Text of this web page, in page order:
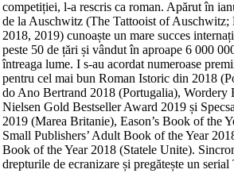
competiției, l-a rescris ca roman. Apărut în
de la Auschwitz (The Tattooist of Auschwitz;
2018, 2019) cunoaște un mare succes
peste 50 de țări și vândut în aproape 6 000
întreaga lume. I s-au acordat numeroase
pentru cel mai bun Roman Istoric din 2018
do Ano Bertrand 2018 (Portugalia), Wordery
Nielsen Gold Bestseller Award 2019 și
2019 (Marea Britanie), Eason’s Book of the
Small Publishers’ Adult Book of the Year
Book of the Year 2018 (Statele Unite).
drepturile de ecranizare și pregătește un serial